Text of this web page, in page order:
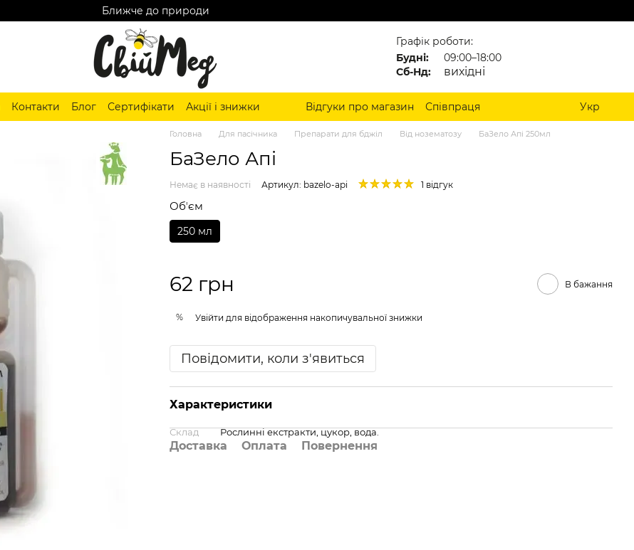
Ближче до природи
Графік роботи:
Будні:
09:00–18:00
Сб-Нд:
вихідні
Контакти Блог Сертифікати Акції і знижки Відгуки про магазин Співпраця Укр
Головна Для пасічника Препарати для бджіл Від нозематозу БаЗело Апі 250мл
БаЗело Апі
Немає в наявності Артикул: bazelo-api 1 відгук
Обʼєм
250 мл
62 грн В бажання
% Увійти для відображення накопичувальної знижки
Повідомити, коли з'явиться
Характеристики
Склад Рослинні екстракти, цукор, вода.
Доставка Оплата Повернення